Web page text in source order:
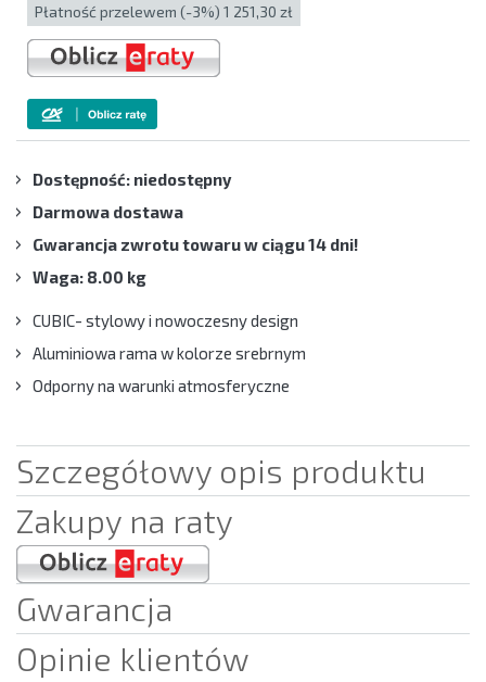
Płatność przelewem (-3%) 1 251,30 zł
Dostępność: niedostępny
Darmowa dostawa
Gwarancja zwrotu towaru w ciągu 14 dni!
Waga: 8.00 kg
CUBIC- stylowy i nowoczesny design
Aluminiowa rama w kolorze srebrnym
Odporny na warunki atmosferyczne
Szczegółowy opis produktu
Zakupy na raty
Gwarancja
Opinie klientów